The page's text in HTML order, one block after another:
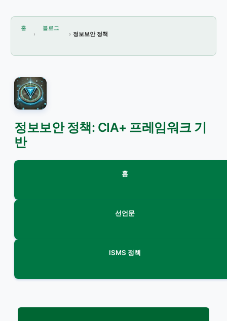
홈
블로그
정보보안 정책
정보보안 정책: CIA+ 프레임워크 기
반
홈
선언문
ISMS 정책